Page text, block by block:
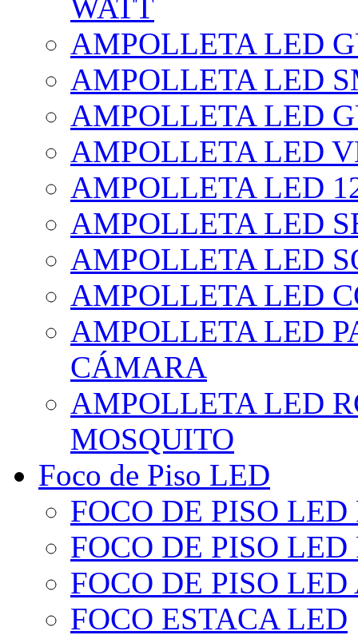
WATT
AMPOLLETA LED
AMPOLLETA LED
AMPOLLETA LED
AMPOLLETA LED
AMPOLLETA LED
AMPOLLETA LED
AMPOLLETA LED
AMPOLLETA LED
AMPOLLETA LED
CÁMARA
AMPOLLETA LED
MOSQUITO
Foco de Piso LED
FOCO DE PISO
FOCO DE PISO
FOCO DE PISO
FOCO ESTACA LED